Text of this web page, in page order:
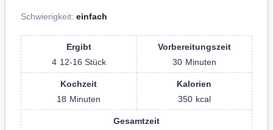
Schwierigkeit: einfach
Ergibt
4 12-16 Stück
Vorbereitungszeit
30 Minuten
Kochzeit
18 Minuten
Kalorien
350 kcal
Gesamtzeit